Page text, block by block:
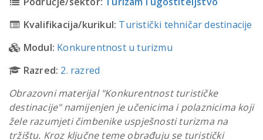
Kvalifikacija/kurikul: Turistički tehničar destinacije
Modul: Konkurentnost u turizmu
Razred: 2. razred
Obrazovni materijal "Konkurentnost turističke
destinacije" namijenjen je učenicima i polaznicima koji
žele razumjeti čimbenike uspješnosti turizma na
tržištu. Kroz ključne teme obrađuju se turistički